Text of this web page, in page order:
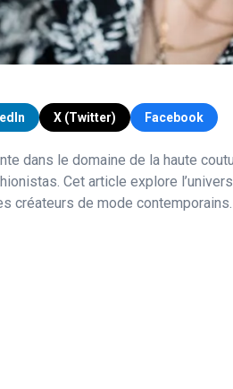
X (Twitter) Facebook
dans le domaine de la haute
Cet article explore
créateurs de mode contemporains.